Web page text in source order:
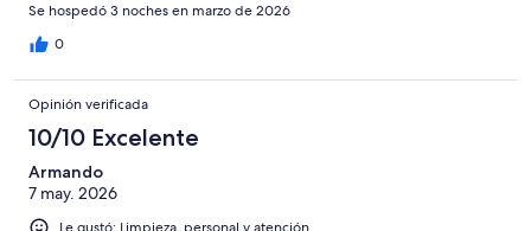
Se hospedó 3 noches en marzo de 2026
0
Opinión verificada
10/10 Excelente
Armando
7 may. 2026